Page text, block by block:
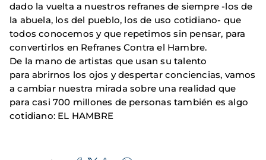
dado la vuelta a nuestros refranes de siempre -los de
la abuela, los del pueblo, los de uso cotidiano- que
todos conocemos y que repetimos sin pensar, para
convertirlos en Refranes Contra el Hambre.
De la mano de artistas que usan su talento
para abrirnos los ojos y despertar conciencias, vamos
a cambiar nuestra mirada sobre una realidad que
para casi 700 millones de personas también es algo
cotidiano: EL HAMBRE